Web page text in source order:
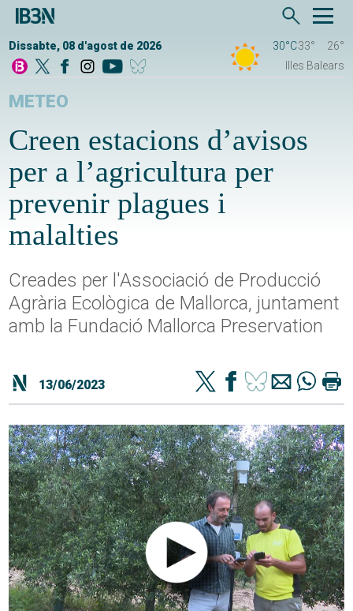
Dissabte, 08 d'agost de 2026 30°C33°
26°
Illes Balears
METEO
Creen estacions d’avisos
per a l’agricultura per
prevenir plagues i
malalties
Creades per l'Associació de Producció
Agrària Ecològica de Mallorca, juntament
amb la Fundació Mallorca Preservation
13/06/2023